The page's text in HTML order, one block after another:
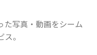
た写真・動画をシーム
。